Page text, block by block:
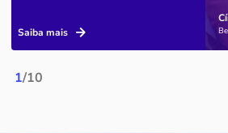
1/10
Saiba mais